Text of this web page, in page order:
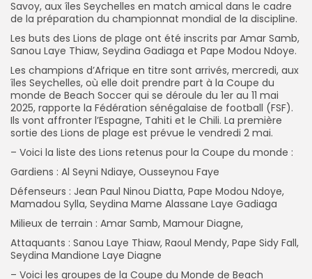
Savoy, aux îles Seychelles en match amical dans le cadre
de la préparation du championnat mondial de la discipline.
Les buts des Lions de plage ont été inscrits par Amar Samb,
Sanou Laye Thiaw, Seydina Gadiaga et Pape Modou Ndoye.
Les champions d’Afrique en titre sont arrivés, mercredi, aux
îles Seychelles, où elle doit prendre part à la Coupe du
monde de Beach Soccer qui se déroule du 1er au 11 mai
2025, rapporte la Fédération sénégalaise de football (FSF).
Ils vont affronter l’Espagne, Tahiti et le Chili. La première
sortie des Lions de plage est prévue le vendredi 2 mai.
– Voici la liste des Lions retenus pour la Coupe du monde :
Gardiens : Al Seyni Ndiaye, Ousseynou Faye
Défenseurs : Jean Paul Ninou Diatta, Pape Modou Ndoye,
Mamadou Sylla, Seydina Mame Alassane Laye Gadiaga
Milieux de terrain : Amar Samb, Mamour Diagne,
Attaquants : Sanou Laye Thiaw, Raoul Mendy, Pape Sidy Fall,
Seydina Mandione Laye Diagne
– Voici les groupes de la Coupe du Monde de Beach